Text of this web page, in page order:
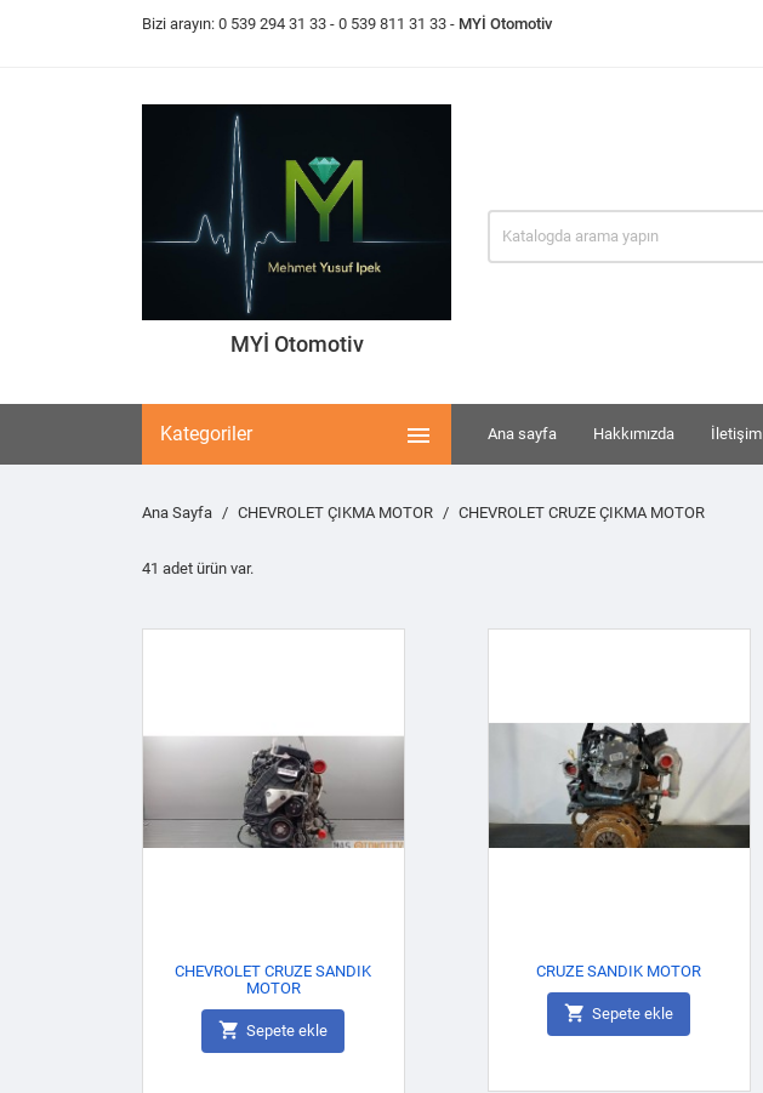
Bizi arayın: 0 539 294 31 33 - 0 539 811 31 33 - MYİ Otomotiv
MYİ Otomotiv
Kategoriler  Ana sayfa Hakkımızda İletişim
Ana Sayfa CHEVROLET ÇIKMA MOTOR CHEVROLET CRUZE ÇIKMA MOTOR
41 adet ürün var.
CHEVROLET CRUZE SANDIK
MOTOR
 Sepete ekle
CRUZE SANDIK MOTOR
 Sepete ekle